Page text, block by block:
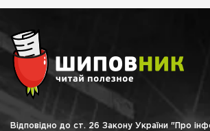
Відповідно до ст. 26 Закону України "Про